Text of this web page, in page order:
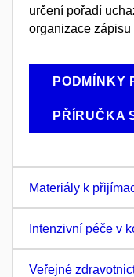
určení pořadí
organizace zápisu
PODMÍNKY
PŘÍRUČKA
Materiály k
Intenzivní péče v
Veřejné